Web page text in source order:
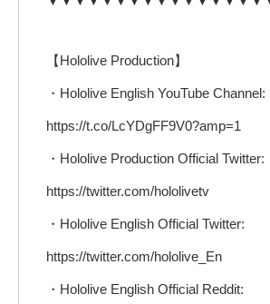
【Hololive Production】
・Hololive English YouTube Channel:
https://t.co/LcYDgFF9V0?amp=1
・Hololive Production Official Twitter:
https://twitter.com/hololivetv
・Hololive English Official Twitter:
https://twitter.com/hololive_En
・Hololive English Official Reddit: